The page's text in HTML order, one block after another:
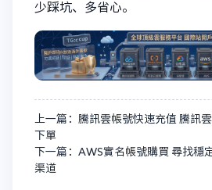
少踩坑、多省心。
上一篇：騰訊雲帳號快速充值 騰訊
下單
下一篇：AWS實名帳號購買 尋找穩
渠道